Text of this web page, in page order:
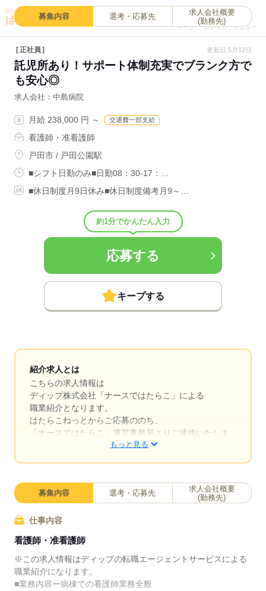
キープ
0
ログイン メニュー
募集内容 選考・応募先
求人会社概要
(勤務先)
正社員 更新日:5月12日
託児所あり！サポート体制充実でブランク方で
も安心◎
求人会社 中島病院
月給 238,000 円 ～ 交通費一部支給
看護師・准看護師
戸田市 / 戸田公園駅
■シフト日勤のみ■日勤08：30-17：…
■休日制度月9日休み■休日制度備考月9～…
約1分でかんたん入力
応募する
キープする
紹介求人とは
こちらの求人情報は
ディップ株式会社「ナースではたらこ」による
職業紹介となります。
はたらこねっとからご応募ののち、
「ナースではたらこ」運営事務局よりご連絡いたしま
求職中の看護師さんの転職を専任の
キャリアアドバイザーが入職まで無料でサポートいた
日本最大級の求人情報の中からぴったりな求人をご紹
介。
履歴書作成のアドバイスや面接日の調整だけでなく、
お給料、お休み、入職時期の交渉もサポートします。
もっと見る
募集内容 選考・応募先
求人会社概要
(勤務先)
仕事内容
看護師・准看護師
※この求人情報はディップの転職エージェントサービスによる
職業紹介になります。
■業務内容ー病棟での看護師業務全般